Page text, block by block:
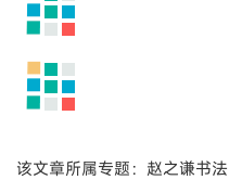
该文章所属专题：赵之谦书法